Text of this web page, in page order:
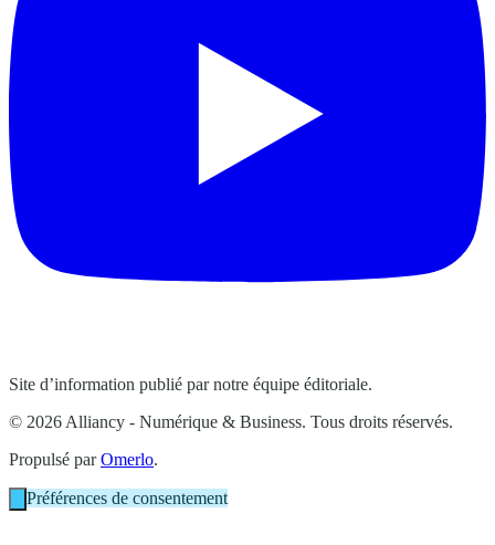
Site d’information publié par notre équipe éditoriale.
© 2026 Alliancy - Numérique & Business. Tous droits réservés.
Propulsé parOmerlo.
Préférences de consentement